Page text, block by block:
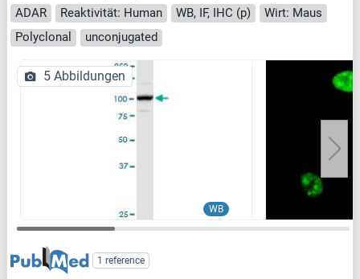
ADAR Reaktivität: Human WB, IF, IHC (p)
Wirt: Maus
Polyclonal
unconjugated
WB
5 Abbildungen
1 reference